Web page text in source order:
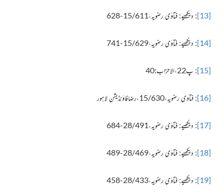
[13]: دیکھیے: فتاوٰی رضویہ،15/611-628
[14]: دیکھیے: فتاوٰی رضویہ،15/629-741
[15]: پ22،الاحزاب:40
[16]: فتاوی رضویہ،15/630،رضافاؤنڈیشن لاہور
[17]: دیکھیے: فتاوٰی رضویہ،28/491-684
[18]: دیکھیے: فتاوٰی رضویہ،28/469-489
[19]: دیکھیے: فتاوٰی رضویہ،28/433-458